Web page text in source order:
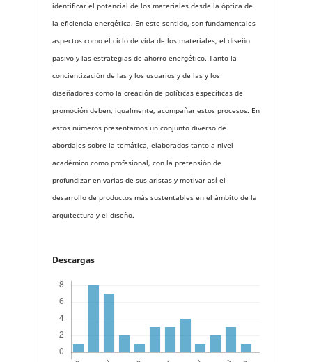
identificar el potencial de los materiales desde la óptica de
la eficiencia energética. En este sentido, son fundamentales
aspectos como el ciclo de vida de los materiales, el diseño
pasivo y las estrategias de ahorro energético. Tanto la
concientización de las y los usuarios y de las y los
diseñadores como la creación de políticas específicas de
promoción deben, igualmente, acompañar estos procesos. En
estos números presentamos un conjunto diverso de
abordajes sobre la temática, elaborados tanto a nivel
académico como profesional, con la pretensión de
profundizar en varias de sus aristas y motivar así el
desarrollo de productos más sustentables en el ámbito de la
arquitectura y el diseño.
Descargas